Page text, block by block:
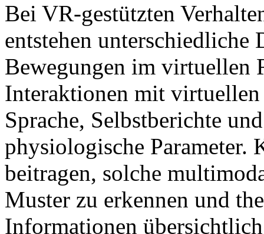
Bei VR-gestützten
entstehen unterschiedliche
Bewegungen im virtuellen
Interaktionen mit virtuellen
Sprache, Selbstberichte
physiologische Parameter.
beitragen, solche
Muster zu erkennen und
Informationen